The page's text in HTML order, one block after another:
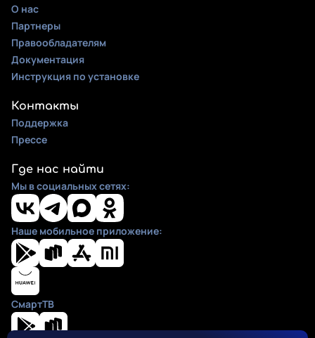
О нас
Партнеры
Правообладателям
Документация
Инструкция по установке
Контакты
Поддержка
Прессе
Где нас найти
Мы в социальных сетях:
Наше мобильное приложение:
СмартТВ